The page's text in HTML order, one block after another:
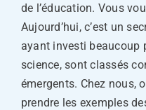
de l’éducation. Vous
Aujourd’hui, c’est un
ayant investi beaucoup
science, sont classés
émergents. Chez nous,
prendre les exemples